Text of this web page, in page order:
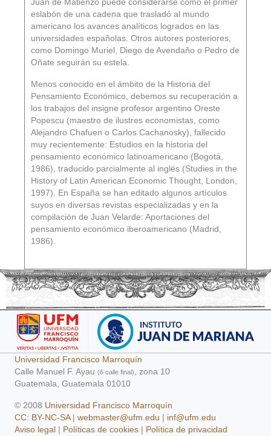
Juan de Matienzo puede considerarse como el primer
eslabón de una cadena que trasladó al mundo
americano los avances analíticos logrados en las
universidades españolas. Otros autores posteriores,
como Domingo Muriel, Diego de Avendaño o Pedro de
Oñate seguirán su estela.
Menos conocido en el ámbito de la Historia del
Pensamiento Económico, debemos su recuperación a
los trabajos del insigne profesor argentino Oreste
Popescu (maestro de ilustres economistas, como
Alejandro Chafuen o Carlos Cachanosky), fallecido
muy recientemente: Estudios en la historia del
pensamiento económico latinoamericano (Bogotá,
1986), traducido parcialmente al inglés (Studies in the
History of Latin American Economic Thought, London,
1997). En España se han editado algunos artículos
suyos en diversas revistas especializadas y en la
compilación de Juan Velarde: Aportaciones del
pensamiento económico iberoamericano (Madrid,
1986).
Universidad Francisco Marroquín
Calle Manuel F. Ayau (6 calle final)
, zona 10
Guatemala, Guatemala 01010
© 2008 Universidad Francisco Marroquín
CC: BY-NC-SA| webmaster@ufm.edu | inf@ufm.edu
Aviso legal | Políticas de cookies | Política de privacidad